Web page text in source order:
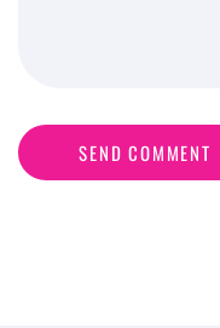
SEND COMMENT